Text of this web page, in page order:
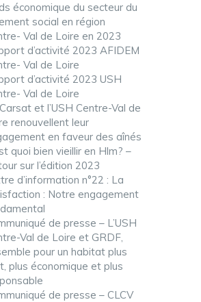
économique du secteur du
social en région
Val de Loire en 2023
d’activité 2023 AFIDEM
Val de Loire
d’activité 2023 USH
Val de Loire
et l’USH Centre-Val de
renouvellent leur
en faveur des aînés
quoi bien vieillir en Hlm? –
sur l’édition 2023
d’information n°22 : La
: Notre engagement
de presse – L’USH
Val de Loire et GRDF,
pour un habitat plus
plus économique et plus
de presse – CLCV